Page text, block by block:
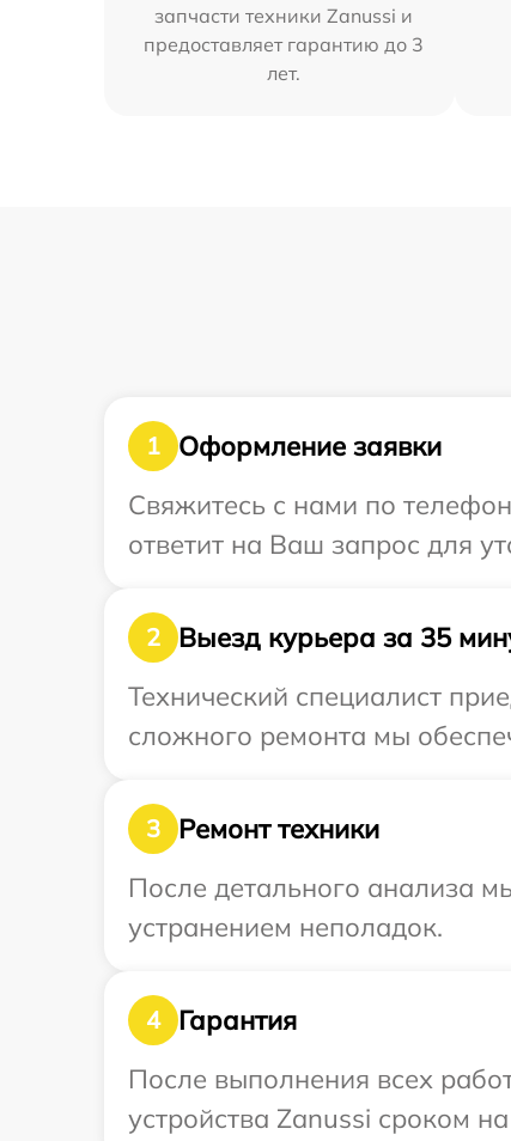
запчасти техники Zanussi и
предоставляет гарантию до 3
лет.
1
Оформление заявки
Свяжитесь с нами по
ответит на Ваш запрос для
2
Выезд курьера за 35
Технический специалист
сложного ремонта мы
3
Ремонт техники
После детального анализа
устранением неполадок.
4
Гарантия
После выполнения всех
устройства Zanussi сроком